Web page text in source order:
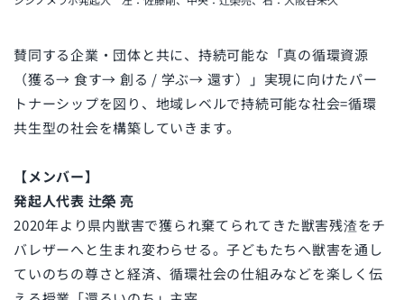
賛同する企業・団体と共に、持続可能な「真の循環資源
（獲る→ 食す→ 創る / 学ぶ→ 還す）」実現に向けたパー
トナーシップを図り、地域レベルで持続可能な社会=循環
共生型の社会を構築していきます。
【メンバー】
発起人代表 辻󠄀榮 亮
2020年より県内獣害で獲られ棄てられてきた獣害残渣をチ
バレザーへと生まれ変わらせる。子どもたちへ獣害を通し
ていのちの尊さと経済、循環社会の仕組みなどを楽しく伝